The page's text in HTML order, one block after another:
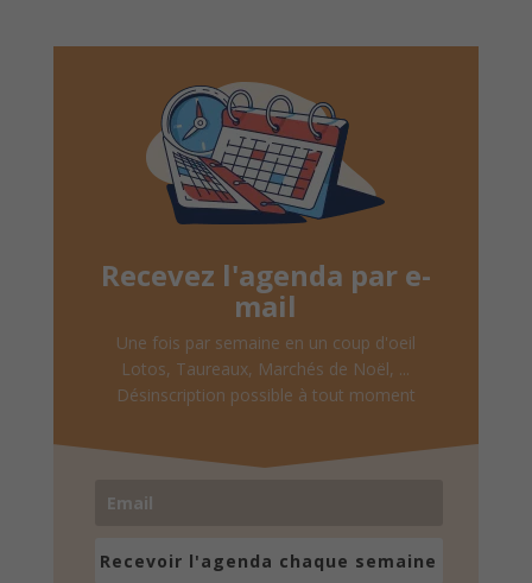
Recevez l'agenda par e-
mail
Une fois par semaine en un coup d'oeil
Lotos, Taureaux, Marchés de Noël, ...
Désinscription possible à tout moment
Recevoir l'agenda chaque semaine